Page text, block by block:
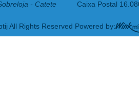
- Catete
Caixa Postal
All Rights Reserved Powered by: